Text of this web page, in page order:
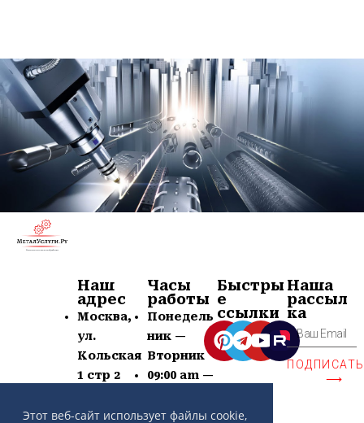
Этот веб-сайт использует файлы cookie,
Наш
адрес
Москва,
ул.
Кольская
1 стр 2
639-60-77
Часы
работы
Понедель
ник —
Вторник
09:00 am —
Суб —
Быстры
е
ссылки
Наша
рассыл
ка
⟶